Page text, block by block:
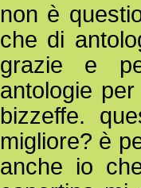
non è
che di
grazie e
antologie
bizzeffe.
migliore? è
anche io